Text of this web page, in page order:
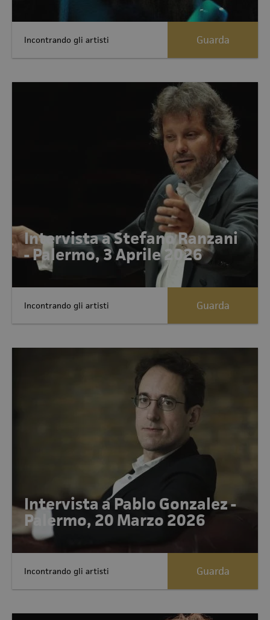
Incontrando gli artisti Guarda
Intervista a Stefano Ranzani
- Palermo, 3 Aprile 2026
Incontrando gli artisti Guarda
Intervista a Pablo Gonzalez -
Palermo, 20 Marzo 2026
Incontrando gli artisti Guarda